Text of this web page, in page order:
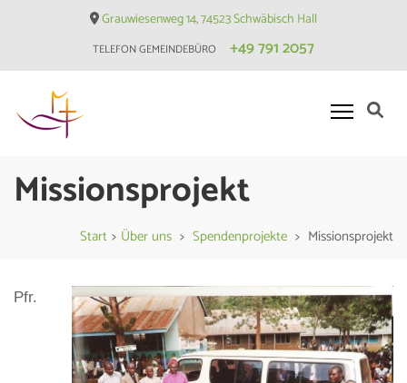
Grauwiesenweg 14, 74523 Schwäbisch Hall
TELEFON GEMEINDEBÜRO +49 791 2057
Hessental
Missionsprojekt
Start > Über uns > Spendenprojekte > Missionsprojekt
Pfr.